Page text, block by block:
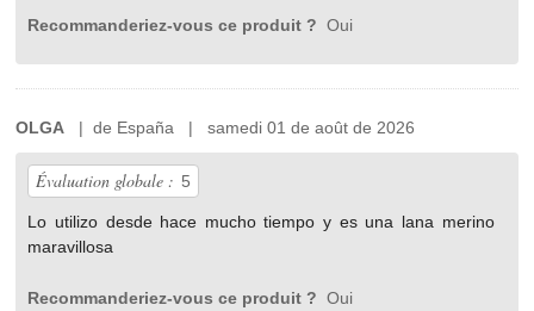
Recommanderiez-vous ce produit ? Oui
OLGA | de España | samedi 01 de août de 2026
Évaluation globale : 5
Lo utilizo desde hace mucho tiempo y es una lana merino
maravillosa
Recommanderiez-vous ce produit ? Oui